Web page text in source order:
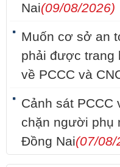
Nai(09/08/2026)
Muốn cơ sở an
phải được trang
về PCCC và
Cảnh sát PCCC
chặn người phụ
Đồng Nai(07/08/